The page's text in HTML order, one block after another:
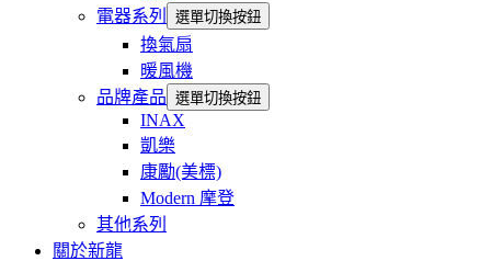
電器系列
選單切換按鈕
換氣扇
暖風機
品牌產品 選單切換按鈕
INAX
凱樂
康勵(美標)
Modern 摩登
其他系列
關於新龍